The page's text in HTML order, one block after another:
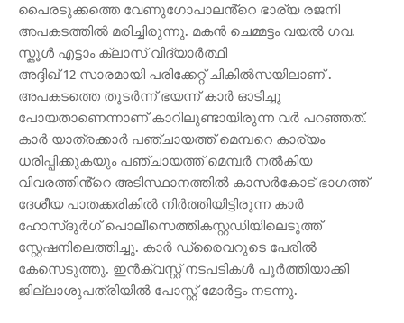
പൈരടുക്കത്തെ വേണുഗോപാലൻ്റെ ഭാര്യ രജനി
അപകടത്തിൽ മരിച്ചിരുന്നു. മകൻ ചെമ്മട്ടം വയൽ ഗവ.
സ്കൂൾ എട്ടാം ക്ലാസ് വിദ്യാർത്ഥി
അദ്ദിഖ് 12 സാരമായി പരിക്കേറ്റ് ചികിൽസയിലാണ് .
അപകടത്തെ തുടർന്ന് ഭയന്ന് കാർ ഓടിച്ചു
പോയതാണെന്നാണ് കാറിലുണ്ടായിരുന്ന വർ പറഞ്ഞത്.
കാർ യാത്രക്കാർ പഞ്ചായത്ത് മെമ്പറെ കാര്യം
ധരിപ്പിക്കുകയും പഞ്ചായത്ത് മെമ്പർ നൽകിയ
വിവരത്തിൻ്റെ അടിസ്ഥാനത്തിൽ കാസർകോട് ഭാഗത്ത്
ദേശീയ പാതക്കരികിൽ നിർത്തിയിട്ടിരുന്ന കാർ
ഹോസ്ദുർഗ് പൊലീസെത്തികസ്റ്റഡിയിലെടുത്ത്
സ്റ്റേഷനിലെത്തിച്ചു. കാർ ഡ്രൈവറുടെ പേരിൽ
കേസെടുത്തു. ഇൻക്വസ്റ്റ് നടപടികൾ പൂർത്തിയാക്കി
ജില്ലാശുപത്രിയിൽ പോസ്റ്റ് മോർട്ടം നടന്നു.